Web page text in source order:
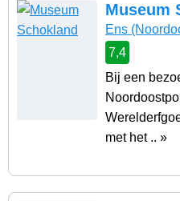
Museum
Ens
7,4
Bij een
met het .. »